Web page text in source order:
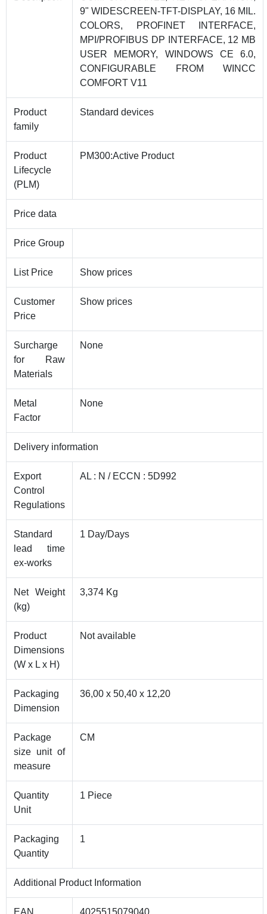
9" WIDESCREEN-TFT-DISPLAY, 16 MIL.
COLORS, PROFINET INTERFACE,
MPI/PROFIBUS DP INTERFACE, 12 MB
USER MEMORY, WINDOWS CE 6.0,
CONFIGURABLE FROM WINCC
COMFORT V11
Product
family
Standard devices
Product
Lifecycle
(PLM)
PM300:Active Product
Price data
Price Group
List Price Show prices
Customer
Price
Show prices
Surcharge
for Raw
Materials
None
Metal
Factor
None
Delivery information
Export
Control
Regulations
AL : N / ECCN : 5D992
Standard
lead time
ex-works
1 Day/Days
Net Weight
(kg)
3,374 Kg
Product
Dimensions
(W x L x H)
Not available
Packaging
Dimension
36,00 x 50,40 x 12,20
Package
size unit of
measure
CM
Quantity
Unit
1 Piece
Packaging
Quantity
1
Additional Product Information
EAN 4025515079040